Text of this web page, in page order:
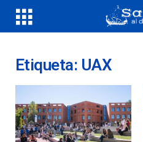
Etiqueta: UAX